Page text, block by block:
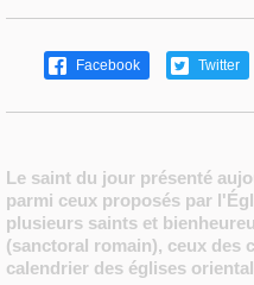
Facebook Twitter
Le saint du jour présenté
parmi ceux proposés par
plusieurs saints et
(sanctoral romain), ceux des
calendrier des églises